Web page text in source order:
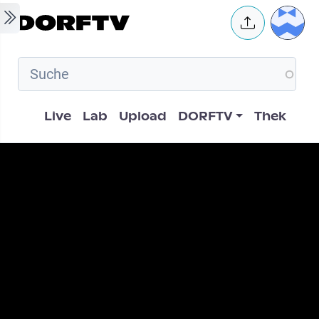
Skip to main content User
Hauptnavigation
Live Lab Upload DORFTV Thek